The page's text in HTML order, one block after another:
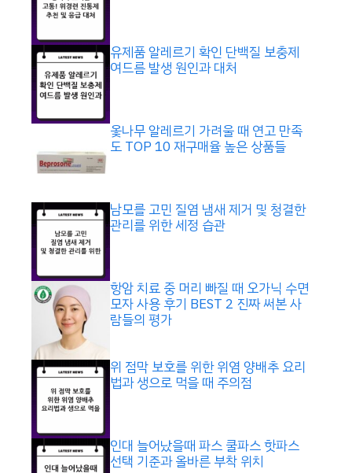
유제품 알레르기 확인 단백질 보충제
여드름 발생 원인과 대처
옻나무 알레르기 가려울 때 연고 만족
도 TOP 10 재구매율 높은 상품들
남모를 고민 질염 냄새 제거 및 청결한
관리를 위한 세정 습관
항암 치료 중 머리 빠질 때 오가닉 수면
모자 사용 후기 BEST 2 진짜 써본 사
람들의 평가
위 점막 보호를 위한 위염 양배추 요리
법과 생으로 먹을 때 주의점
인대 늘어났을때 파스 쿨파스 핫파스
선택 기준과 올바른 부착 위치